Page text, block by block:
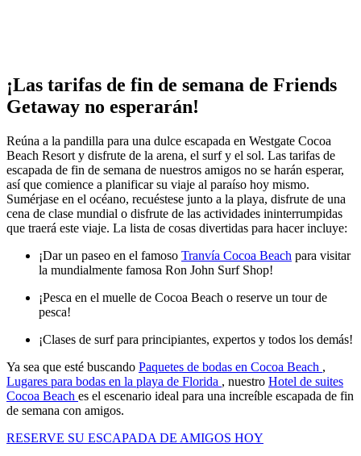
¡Las tarifas de fin de semana de Friends
Getaway no esperarán!
Reúna a la pandilla para una dulce escapada en Westgate Cocoa
Beach Resort y disfrute de la arena, el surf y el sol. Las tarifas de
escapada de fin de semana de nuestros amigos no se harán esperar,
así que comience a planificar su viaje al paraíso hoy mismo.
Sumérjase en el océano, recuéstese junto a la playa, disfrute de una
cena de clase mundial o disfrute de las actividades ininterrumpidas
que traerá este viaje. La lista de cosas divertidas para hacer incluye:
¡Dar un paseo en el famoso Tranvía Cocoa Beach para visitar
la mundialmente famosa Ron John Surf Shop!
¡Pesca en el muelle de Cocoa Beach o reserve un tour de
pesca!
¡Clases de surf para principiantes, expertos y todos los demás!
Ya sea que esté buscando Paquetes de bodas en Cocoa Beach ,
Lugares para bodas en la playa de Florida , nuestro Hotel de suites
Cocoa Beach es el escenario ideal para una increíble escapada de fin
de semana con amigos.
RESERVE SU ESCAPADA DE AMIGOS HOY